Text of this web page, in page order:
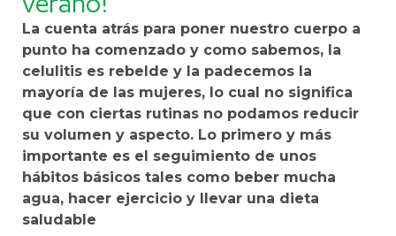
La cuenta atrás para poner nuestro cuerpo a
punto ha comenzado y como sabemos, la
celulitis es rebelde y la padecemos la
mayoría de las mujeres, lo cual no significa
que con ciertas rutinas no podamos reducir
su volumen y aspecto. Lo primero y más
importante es el seguimiento de unos
hábitos básicos tales como beber mucha
agua, hacer ejercicio y llevar una dieta
saludable